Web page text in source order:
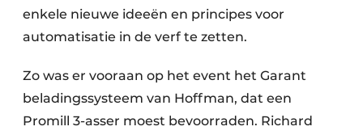
enkele nieuwe ideeën en principes voor
automatisatie in de verf te zetten.
Zo was er vooraan op het event het Garant
beladingssysteem van Hoffman, dat een
Promill 3-asser moest bevoorraden. Richard